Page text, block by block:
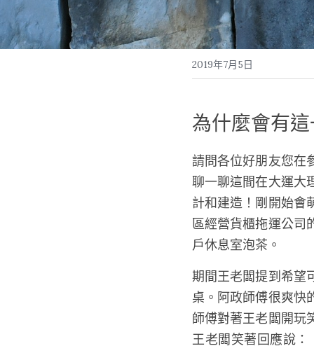
2019年7月5日
為什麼會有
請問各位好朋友您在
聊一聊這間在大運大
計和建造！剛開始會
區經營貨櫃拖運公司
戶休息室泡茶。
期間王老闆提到希望
桌。阿政師傅很爽快
師傅對著王老闆開玩
王老闆笑著回應說